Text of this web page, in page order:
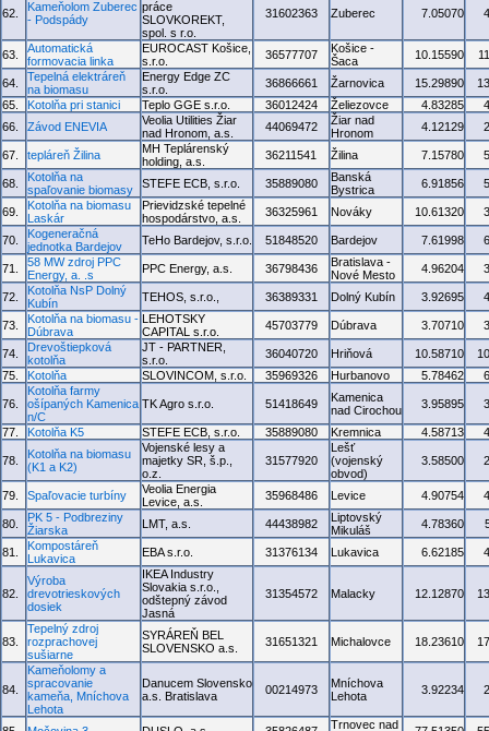
62.
Kameňolom Zuberec
- Podspády
práce
SLOVKOREKT,
spol. s r.o.
31602363 Zuberec 7.05070
63.
Automatická
formovacia linka
EUROCAST Košice,
s.r.o.
36577707
Košice -
Šaca
10.15590
64.
Tepelná elektráreň
na biomasu
Energy Edge ZC
s.r.o.
36866661 Žarnovica 15.29890
65.
Kotolňa pri stanici Teplo GGE s.r.o. 36012424 Želiezovce 4.83285
66.
Závod ENEVIA
Veolia Utilities Žiar
nad Hronom, a.s.
44069472
Žiar nad
Hronom
4.12129
67. tepláreň Žilina
MH Teplárenský
holding, a.s.
36211541 Žilina 7.15780
68.
Kotolňa na
spaľovanie biomasy
STEFE ECB, s.r.o. 35889080
Banská
Bystrica
6.91856
69.
Kotolňa na biomasu
Laskár
Prievidzské tepelné
hospodárstvo, a.s.
36325961 Nováky 10.61320
70.
Kogeneračná
jednotka Bardejov
TeHo Bardejov, s.r.o. 51848520 Bardejov 7.61998
71.
58 MW zdroj PPC
Energy, a. .s
PPC Energy, a.s. 36798436
Bratislava -
Nové Mesto
4.96204
72.
Kotolňa NsP Dolný
Kubín
TEHOS, s.r.o., 36389331 Dolný Kubín 3.92695
73.
Kotolňa na biomasu -
Dúbrava
LEHOTSKY
CAPITAL s.r.o.
45703779 Dúbrava 3.70710
74.
Drevoštiepková
kotolňa
JT - PARTNER,
s.r.o.
36040720 Hriňová 10.58710
75.
Kotolňa SLOVINCOM, s.r.o. 35969326 Hurbanovo 5.78462
76.
Kotolňa farmy
ošípaných Kamenica
n/C
TK Agro s.r.o. 51418649
Kamenica
nad Cirochou
3.95895
77. Kotolňa K5 STEFE ECB, s.r.o. 35889080 Kremnica 4.58713
78.
Kotolňa na biomasu
(K1 a K2)
Vojenské lesy a
majetky SR, š.p.,
o.z.
31577920
Lešť
(vojenský
obvod)
3.58500
79. Spaľovacie turbíny
Veolia Energia
Levice, a.s.
35968486 Levice 4.90754
80.
PK 5 - Podbreziny
Žiarska
LMT, a.s. 44438982
Liptovský
Mikuláš
4.78360
81.
Kompostáreň
Lukavica
EBA s.r.o. 31376134 Lukavica 6.62185
82.
Výroba
drevotrieskových
dosiek
IKEA Industry
Slovakia s.r.o.,
odštepný závod
Jasná
31354572 Malacky 12.12870
83.
Tepelný zdroj
rozprachovej
sušiarne
SYRÁREŇ BEL
SLOVENSKO a.s.
31651321 Michalovce 18.23610
84.
Kameňolomy a
spracovanie
kameňa, Mníchova
Lehota
Danucem Slovensko
a.s. Bratislava
00214973
Mníchova
Lehota
3.92234
Trnovec nad